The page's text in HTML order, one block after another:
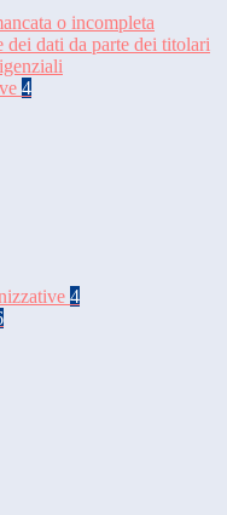
o incompleta
dei dati da parte dei titolari
4
4